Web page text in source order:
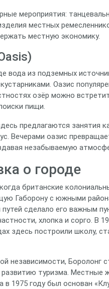
мероприятия:
местных
местную экономику.
вода из подземных
Оазис
озёр можно
пищи.
предлагаются занятия
Вечерами оазис
незабываемую
о городе
британские
Габорону с южными
сделало его важным
хлопка и сорго. В
здесь построили школу,
независимости, Боролонг
туризма. Местные
в 1975 году был основан